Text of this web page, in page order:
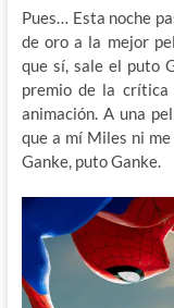
Pues… Esta noche
de oro a la mejor
que sí, sale el puto
premio de la
animación. A una
que a mí Miles ni
Ganke, puto Ganke.